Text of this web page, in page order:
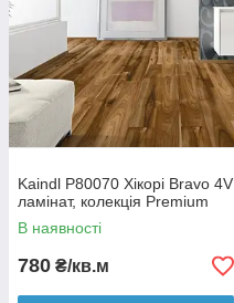
Kaindl P80070 Хікорі Bravo 4V
ламінат, колекція Premium
В наявності
780 ₴/кв.м